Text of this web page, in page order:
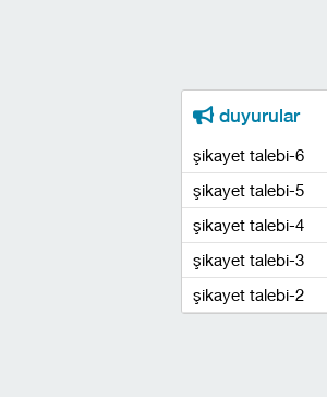
duyurular
şikayet talebi-6
şikayet talebi-5
şikayet talebi-4
şikayet talebi-3
şikayet talebi-2